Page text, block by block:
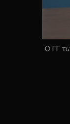
Ο ΓΓ